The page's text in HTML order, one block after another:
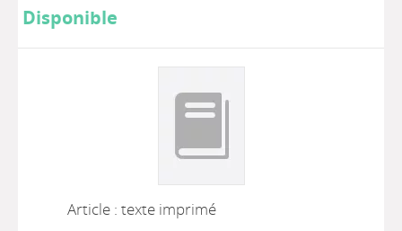
Disponible
Article : texte imprimé